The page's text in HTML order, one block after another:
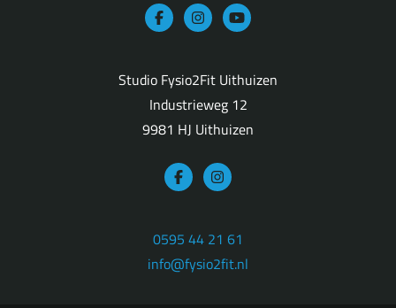
Studio Fysio2Fit Uithuizen
Industrieweg 12
9981 HJ Uithuizen
0595 44 21 61
info@fysio2fit.nl